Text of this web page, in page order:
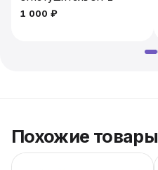
1 000 ₽
Похожие товары